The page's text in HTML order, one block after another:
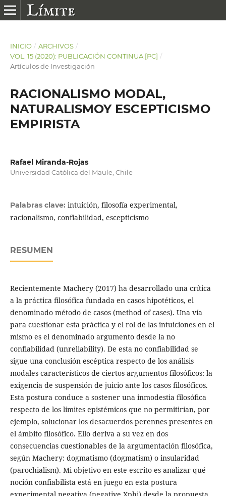
INICIO / ARCHIVOS /
VOL. 15 (2020): PUBLICACIÓN CONTINUA [PC] /
Artículos de Investigación
RACIONALISMO MODAL,
NATURALISMOY ESCEPTICISMO
EMPIRISTA
Rafael Miranda-Rojas
Universidad Católica del Maule, Chile
Palabras clave: intuición, filosofía experimental,
racionalismo, confiabilidad, escepticismo
RESUMEN
Recientemente Machery (2017) ha desarrollado una crítica
a la práctica filosófica fundada en casos hipotéticos, el
denominado método de casos (method of cases). Una vía
para cuestionar esta práctica y el rol de las intuiciones en el
mismo es el denominado argumento desde la no
confiabilidad (unreliability). De esta no confiabilidad se
sigue una conclusión escéptica respecto de los análisis
modales característicos de ciertos argumentos filosóficos: la
exigencia de suspensión de juicio ante los casos filosóficos.
Esta postura conduce a sostener una inmodestia filosófica
respecto de los límites epistémicos que no permitirían, por
ejemplo, solucionar los desacuerdos perennes presentes en
el ámbito filosófico. Ello deriva a su vez en dos
consecuencias cuestionables de la argumentación filosófica,
según Machery: dogmatismo (dogmatism) o insularidad
(parochialism). Mi objetivo en este escrito es analizar qué
noción confiabilista está en juego en esta postura